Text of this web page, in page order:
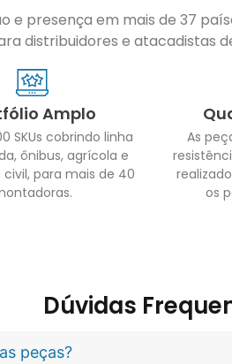
e presença em mais de 37
distribuidores e atacadistas
Amplo
SKUs cobrindo linha
ônibus, agrícola e
para mais de 40
As
os
Dúvidas
peças?